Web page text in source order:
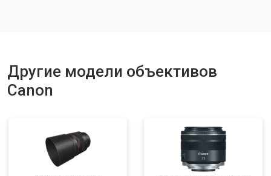
Другие модели объективов
Canon